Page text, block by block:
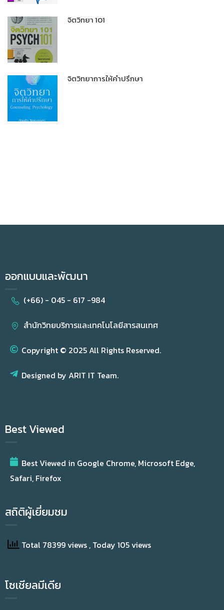
จิตวิทยา 101
จิตวิทยาการให้คำปรึกษา
ออกแบบและพัฒนา
(+66) - 045 - 617 -984
สำนักวิทยบริการและเทคโนโลยีสารสนเทศ
Copyright © 2025 All Rights Reserved.
Designed by ARIT IT Team.
Best Viewed
Best Viewed in Google Chrome, Microsoft Edge,
Safari, Firefox
สถิติผู้เยี่ยมชม
Total 78399 views , Today 105 views
โซเชียลมีเดีย